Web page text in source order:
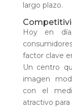
largo plazo.
Hoy en
factor clave
Un centro
imagen
con el
atractivo